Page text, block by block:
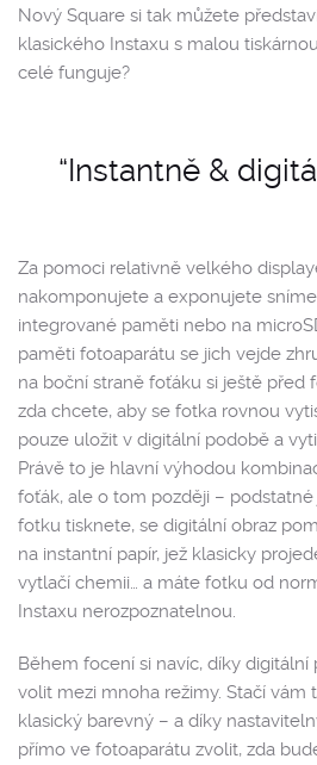
Nový Square si tak můžete
klasického Instaxu s malou tiskárnou
celé funguje?
“Instantně &
Za pomoci relativně velkého
nakomponujete a exponujete
integrované paměti nebo na
paměti fotoaparátu se jich vejde
na boční straně foťáku si ještě před
zda chcete, aby se fotka rovnou
pouze uložit v digitální podobě a
Právě to je hlavní výhodou
foťák, ale o tom později –
fotku tisknete, se digitální obraz
na instantní papír, jež klasicky
vytlačí chemii… a máte fotku od
Instaxu nerozpoznatelnou.
Během focení si navíc, díky
volit mezi mnoha režimy. Stačí vám
klasický barevný – a díky
přímo ve fotoaparátu zvolit, zda